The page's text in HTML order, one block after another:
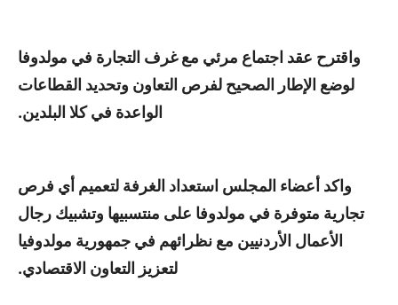
واقترح عقد اجتماع مرئي مع غرف التجارة في مولدوفا
لوضع الإطار الصحيح لفرص التعاون وتحديد القطاعات
الواعدة في كلا البلدين.
واكد أعضاء المجلس استعداد الغرفة لتعميم أي فرص
تجارية متوفرة في مولدوفا على منتسبيها وتشبيك رجال
الأعمال الأردنيين مع نظرائهم في جمهورية مولدوفيا
لتعزيز التعاون الاقتصادي.